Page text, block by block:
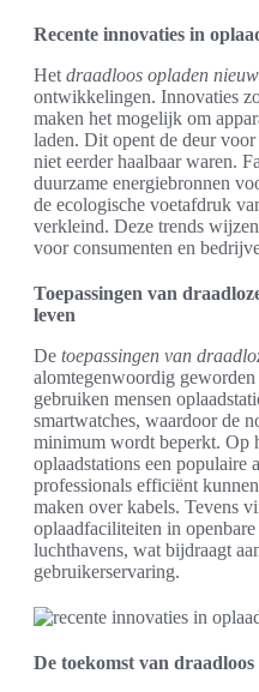
Recente innovaties in
Het draadloos opladen
ontwikkelingen. Innovaties
maken het mogelijk om
laden. Dit opent de deur
niet eerder haalbaar waren.
duurzame energiebronnen
de ecologische voetafdruk
verkleind. Deze trends
voor consumenten en
Toepassingen van
leven
De toepassingen van
alomtegenwoordig
gebruiken mensen
smartwatches, waardoor de
minimum wordt beperkt. Op
oplaadstations een
professionals efficiënt
maken over kabels. Tevens
oplaadfaciliteiten in
luchthavens, wat bijdraagt
gebruikerservaring.
De toekomst van draadloos